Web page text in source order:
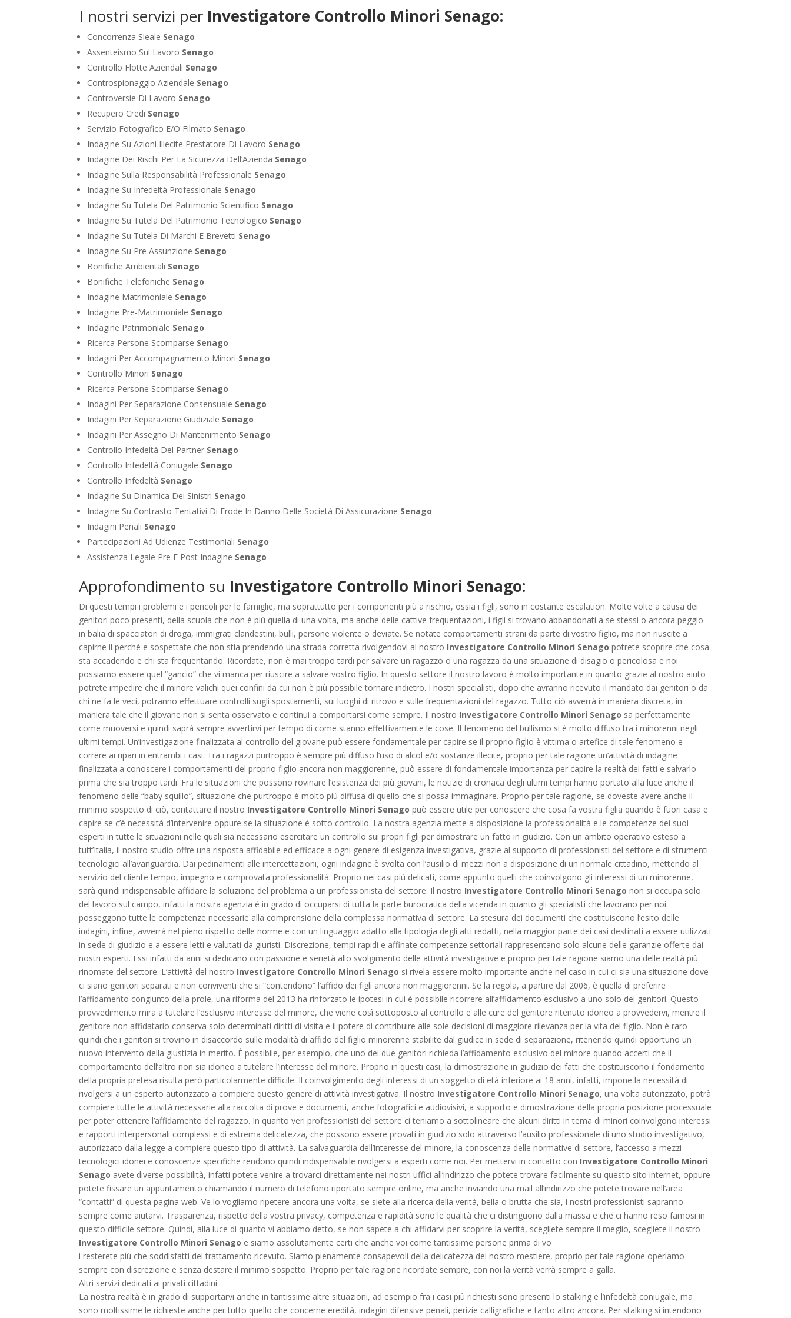
I nostri servizi per Investigatore Controllo Minori Senago:
Concorrenza Sleale Senago
Assenteismo Sul Lavoro Senago
Controllo Flotte Aziendali Senago
Controspionaggio Aziendale Senago
Controversie Di Lavoro Senago
Recupero Credi Senago
Servizio Fotografico E/O Filmato Senago
Indagine Su Azioni Illecite Prestatore Di Lavoro Senago
Indagine Dei Rischi Per La Sicurezza Dell’Azienda Senago
Indagine Sulla Responsabilità Professionale Senago
Indagine Su Infedeltà Professionale Senago
Indagine Su Tutela Del Patrimonio Scientifico Senago
Indagine Su Tutela Del Patrimonio Tecnologico Senago
Indagine Su Tutela Di Marchi E Brevetti Senago
Indagine Su Pre Assunzione Senago
Bonifiche Ambientali Senago
Bonifiche Telefoniche Senago
Indagine Matrimoniale Senago
Indagine Pre-Matrimoniale Senago
Indagine Patrimoniale Senago
Ricerca Persone Scomparse Senago
Indagini Per Accompagnamento Minori Senago
Controllo Minori Senago
Ricerca Persone Scomparse Senago
Indagini Per Separazione Consensuale Senago
Indagini Per Separazione Giudiziale Senago
Indagini Per Assegno Di Mantenimento Senago
Controllo Infedeltà Del Partner Senago
Controllo Infedeltà Coniugale Senago
Controllo Infedeltà Senago
Indagine Su Dinamica Dei Sinistri Senago
Indagine Su Contrasto Tentativi Di Frode In Danno Delle Società Di Assicurazione Senago
Indagini Penali Senago
Partecipazioni Ad Udienze Testimoniali Senago
Assistenza Legale Pre E Post Indagine Senago
Approfondimento su Investigatore Controllo Minori Senago:
Di questi tempi i problemi e i pericoli per le famiglie, ma soprattutto per i componenti più a rischio, ossia i figli, sono in costante escalation. Molte volte a causa dei
genitori poco presenti, della scuola che non è più quella di una volta, ma anche delle cattive frequentazioni, i figli si trovano abbandonati a se stessi o ancora peggio
in balia di spacciatori di droga, immigrati clandestini, bulli, persone violente o deviate. Se notate comportamenti strani da parte di vostro figlio, ma non riuscite a
capirne il perché e sospettate che non stia prendendo una strada corretta rivolgendovi al nostro Investigatore Controllo Minori Senago potrete scoprire che cosa
sta accadendo e chi sta frequentando. Ricordate, non è mai troppo tardi per salvare un ragazzo o una ragazza da una situazione di disagio o pericolosa e noi
possiamo essere quel “gancio” che vi manca per riuscire a salvare vostro figlio. In questo settore il nostro lavoro è molto importante in quanto grazie al nostro aiuto
potrete impedire che il minore valichi quei confini da cui non è più possibile tornare indietro. I nostri specialisti, dopo che avranno ricevuto il mandato dai genitori o da
chi ne fa le veci, potranno effettuare controlli sugli spostamenti, sui luoghi di ritrovo e sulle frequentazioni del ragazzo. Tutto ciò avverrà in maniera discreta, in
maniera tale che il giovane non si senta osservato e continui a comportarsi come sempre. Il nostro Investigatore Controllo Minori Senago sa perfettamente
come muoversi e quindi saprà sempre avvertirvi per tempo di come stanno effettivamente le cose. Il fenomeno del bullismo si è molto diffuso tra i minorenni negli
ultimi tempi. Un’investigazione finalizzata al controllo del giovane può essere fondamentale per capire se il proprio figlio è vittima o artefice di tale fenomeno e
correre ai ripari in entrambi i casi. Tra i ragazzi purtroppo è sempre più diffuso l’uso di alcol e/o sostanze illecite, proprio per tale ragione un’attività di indagine
finalizzata a conoscere i comportamenti del proprio figlio ancora non maggiorenne, può essere di fondamentale importanza per capire la realtà dei fatti e salvarlo
prima che sia troppo tardi. Fra le situazioni che possono rovinare l’esistenza dei più giovani, le notizie di cronaca degli ultimi tempi hanno portato alla luce anche il
fenomeno delle “baby squillo”, situazione che purtroppo è molto più diffusa di quello che si possa immaginare. Proprio per tale ragione, se doveste avere anche il
minimo sospetto di ciò, contattare il nostro Investigatore Controllo Minori Senago può essere utile per conoscere che cosa fa vostra figlia quando è fuori casa e
capire se c’è necessità d’intervenire oppure se la situazione è sotto controllo. La nostra agenzia mette a disposizione la professionalità e le competenze dei suoi
esperti in tutte le situazioni nelle quali sia necessario esercitare un controllo sui propri figli per dimostrare un fatto in giudizio. Con un ambito operativo esteso a
tutt’Italia, il nostro studio offre una risposta affidabile ed efficace a ogni genere di esigenza investigativa, grazie al supporto di professionisti del settore e di strumenti
tecnologici all’avanguardia. Dai pedinamenti alle intercettazioni, ogni indagine è svolta con l’ausilio di mezzi non a disposizione di un normale cittadino, mettendo al
servizio del cliente tempo, impegno e comprovata professionalità. Proprio nei casi più delicati, come appunto quelli che coinvolgono gli interessi di un minorenne,
sarà quindi indispensabile affidare la soluzione del problema a un professionista del settore. Il nostro Investigatore Controllo Minori Senago non si occupa solo
del lavoro sul campo, infatti la nostra agenzia è in grado di occuparsi di tutta la parte burocratica della vicenda in quanto gli specialisti che lavorano per noi
posseggono tutte le competenze necessarie alla comprensione della complessa normativa di settore. La stesura dei documenti che costituiscono l’esito delle
indagini, infine, avverrà nel pieno rispetto delle norme e con un linguaggio adatto alla tipologia degli atti redatti, nella maggior parte dei casi destinati a essere utilizzati
in sede di giudizio e a essere letti e valutati da giuristi. Discrezione, tempi rapidi e affinate competenze settoriali rappresentano solo alcune delle garanzie offerte dai
nostri esperti. Essi infatti da anni si dedicano con passione e serietà allo svolgimento delle attività investigative e proprio per tale ragione siamo una delle realtà più
rinomate del settore. L’attività del nostro Investigatore Controllo Minori Senago si rivela essere molto importante anche nel caso in cui ci sia una situazione dove
ci siano genitori separati e non conviventi che si “contendono” l’affido dei figli ancora non maggiorenni. Se la regola, a partire dal 2006, è quella di preferire
l’affidamento congiunto della prole, una riforma del 2013 ha rinforzato le ipotesi in cui è possibile ricorrere all’affidamento esclusivo a uno solo dei genitori. Questo
provvedimento mira a tutelare l’esclusivo interesse del minore, che viene così sottoposto al controllo e alle cure del genitore ritenuto idoneo a provvedervi, mentre il
genitore non affidatario conserva solo determinati diritti di visita e il potere di contribuire alle sole decisioni di maggiore rilevanza per la vita del figlio. Non è raro
quindi che i genitori si trovino in disaccordo sulle modalità di affido del figlio minorenne stabilite dal giudice in sede di separazione, ritenendo quindi opportuno un
nuovo intervento della giustizia in merito. È possibile, per esempio, che uno dei due genitori richieda l’affidamento esclusivo del minore quando accerti che il
comportamento dell’altro non sia idoneo a tutelare l’interesse del minore. Proprio in questi casi, la dimostrazione in giudizio dei fatti che costituiscono il fondamento
della propria pretesa risulta però particolarmente difficile. Il coinvolgimento degli interessi di un soggetto di età inferiore ai 18 anni, infatti, impone la necessità di
rivolgersi a un esperto autorizzato a compiere questo genere di attività investigativa. Il nostro Investigatore Controllo Minori Senago, una volta autorizzato, potrà
compiere tutte le attività necessarie alla raccolta di prove e documenti, anche fotografici e audiovisivi, a supporto e dimostrazione della propria posizione processuale
per poter ottenere l’affidamento del ragazzo. In quanto veri professionisti del settore ci teniamo a sottolineare che alcuni diritti in tema di minori coinvolgono interessi
e rapporti interpersonali complessi e di estrema delicatezza, che possono essere provati in giudizio solo attraverso l’ausilio professionale di uno studio investigativo,
autorizzato dalla legge a compiere questo tipo di attività. La salvaguardia dell’interesse del minore, la conoscenza delle normative di settore, l’accesso a mezzi
tecnologici idonei e conoscenze specifiche rendono quindi indispensabile rivolgersi a esperti come noi. Per mettervi in contatto con Investigatore Controllo Minori
Senago avete diverse possibilità, infatti potete venire a trovarci direttamente nei nostri uffici all’indirizzo che potete trovare facilmente su questo sito internet, oppure
potete fissare un appuntamento chiamando il numero di telefono riportato sempre online, ma anche inviando una mail all’indirizzo che potete trovare nell’area
“contatti” di questa pagina web. Ve lo vogliamo ripetere ancora una volta, se siete alla ricerca della verità, bella o brutta che sia, i nostri professionisti sapranno
sempre come aiutarvi. Trasparenza, rispetto della vostra privacy, competenza e rapidità sono le qualità che ci distinguono dalla massa e che ci hanno reso famosi in
questo difficile settore. Quindi, alla luce di quanto vi abbiamo detto, se non sapete a chi affidarvi per scoprire la verità, scegliete sempre il meglio, scegliete il nostro
Investigatore Controllo Minori Senago e siamo assolutamente certi che anche voi come tantissime persone prima di vo
i resterete più che soddisfatti del trattamento ricevuto. Siamo pienamente consapevoli della delicatezza del nostro mestiere, proprio per tale ragione operiamo
sempre con discrezione e senza destare il minimo sospetto. Proprio per tale ragione ricordate sempre, con noi la verità verrà sempre a galla.
Altri servizi dedicati ai privati cittadini
La nostra realtà è in grado di supportarvi anche in tantissime altre situazioni, ad esempio fra i casi più richiesti sono presenti lo stalking e l’infedeltà coniugale, ma
sono moltissime le richieste anche per tutto quello che concerne eredità, indagini difensive penali, perizie calligrafiche e tanto altro ancora. Per stalking si intendono